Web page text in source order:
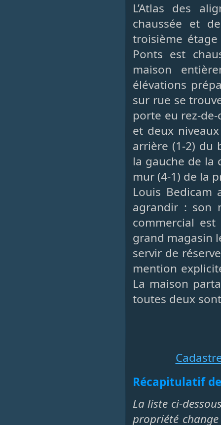
L’Atlas des
chaussée et
troisième
Ponts est
maison
élévations
sur rue se
porte eu rez-
et deux
arrière (1-2) du
la gauche de la
mur (4-1) de la
Louis
agrandir : son
commercial
grand magasin
servir de
mention
La maison
toutes deux
Récapitulatif
La liste ci-
propriété